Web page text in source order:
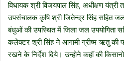
विधायक श्री विजयपाल सिंह, अधीक्षण यंत्री
उपसंचालक कृषि श्री जितेन्द्र सिंह सहित
बंधुओं की उपस्थित में जिला जल उपयोगिता
कलेक्टर श्री सिंह ने आगामी ग्रीष्म ऋतु की
रखने के निर्देश दिये। उन्होने कहॉ की